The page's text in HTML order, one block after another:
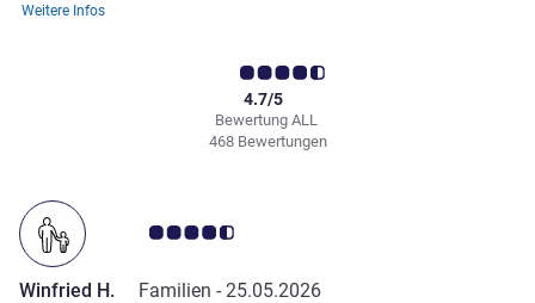
Weitere Infos
Bewertung ALL
4.7/5
468 Bewertungen
Note Kundenmeinungen 4.5/5
Winfried H. Familien - 25.05.2026